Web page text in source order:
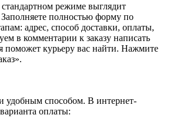
режиме выглядит
полностью форму по
адрес, способ доставки, оплаты,
в комментарии к заказу написать
поможет курьеру вас найти. Нажмите
удобным способом. В интернет-
оплаты: